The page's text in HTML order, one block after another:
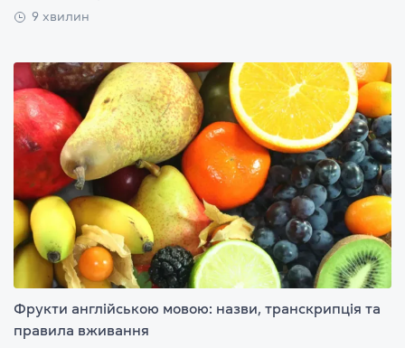
9 хвилин
Фрукти англійською мовою: назви, транскрипція та
правила вживання